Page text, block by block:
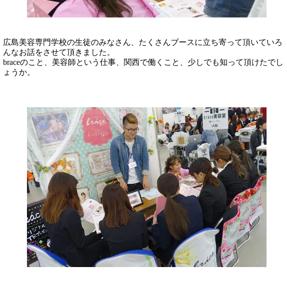
広島美容専門学校の生徒のみなさん、たくさんブースに立ち寄って頂いていろ
んなお話をさせて頂きました。
braceのこと、美容師という仕事、関西で働くこと、少しでも知って頂けたでし
ょうか。